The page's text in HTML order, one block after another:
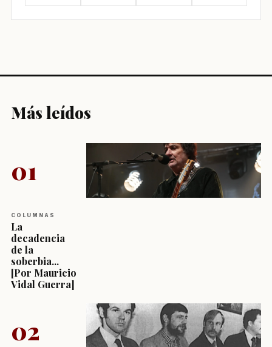
Más leídos
01
COLUMNAS
La
decadencia
de la
soberbia...
[Por Mauricio
Vidal Guerra]
02